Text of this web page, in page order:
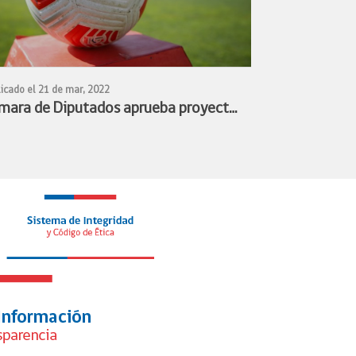
el 21 de mar, 2022
de Diputados aprueba proyecto